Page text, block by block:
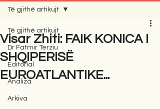
Të gjithë artikujt
Dr Fatmir Terziu
Editorial
Analiza
Arkiva
Të gjithë artikujt
Visar Zhiti: FAIK KONICA I
SHQIPERISË
EUROATLANTIKE...